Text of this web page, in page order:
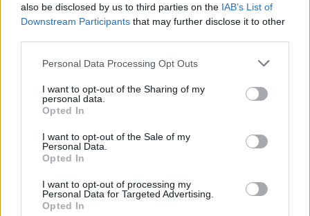
also be disclosed by us to third parties on the IAB’s List of
Downstream Participants that may further disclose it to other
Please note that this website/app uses one or more Google
not limited to your visit or usage behaviour. You may click to
grant or deny consent to Google and its third-party tags to
use your data for below specified purposes in below Google
consent section.
Personal Data Processing Opt Outs
I want to opt-out of the Sharing of my
personal data.
Opted In
I want to opt-out of the Sale of my
Personal Data.
Opted In
I want to opt-out of processing my
Personal Data for Targeted Advertising.
Opted In
Film
SZEMBE MERSZ NÉZNI AZZAL, AKIVÉ